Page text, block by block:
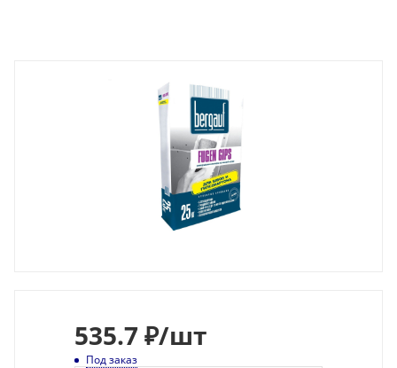
535.7 ₽/шт
Под заказ